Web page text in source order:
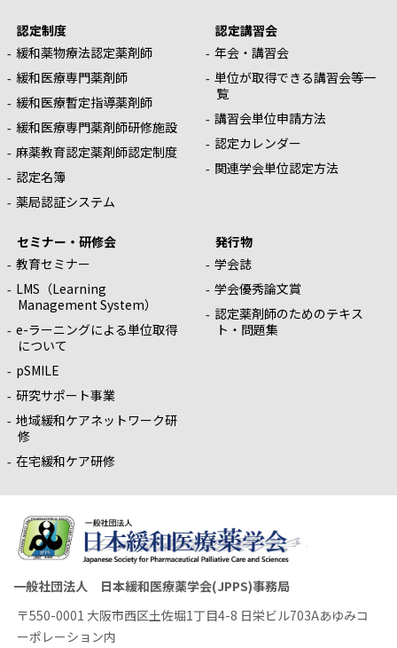
認定制度
緩和薬物療法認定薬剤師
緩和医療専門薬剤師
緩和医療暫定指導薬剤師
緩和医療専門薬剤師研修施設
麻薬教育認定薬剤師認定制度
認定名簿
薬局認証システム
認定講習会
年会・講習会
単位が取得できる講習会等一
覧
講習会単位申請方法
認定カレンダー
関連学会単位認定方法
セミナー・研修会
教育セミナー
LMS（Learning
Management System）
e-ラーニングによる単位取得
について
pSMILE
研究サポート事業
地域緩和ケアネットワーク研
修
在宅緩和ケア研修
発行物
学会誌
学会優秀論文賞
認定薬剤師のためのテキス
ト・問題集
一般社団法人 日本緩和医療薬学会(JPPS)事務局
〒550-0001 大阪市西区土佐堀1丁目4-8 日栄ビル703Aあゆみコ
ーポレーション内